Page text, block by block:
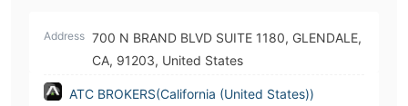
Address 700 N BRAND BLVD SUITE 1180, GLENDALE,
CA, 91203, United States
ATC BROKERS(California (United States))